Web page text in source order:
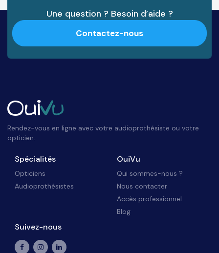
Une question ? Besoin d’aide ?
Contactez-nous
Rendez-vous en ligne avec votre audioprothésiste ou votre
opticien.
Spécialités
Opticiens
Audioprothésistes
OuiVu
Qui sommes-nous ?
Nous contacter
Accès professionnel
Blog
Suivez-nous